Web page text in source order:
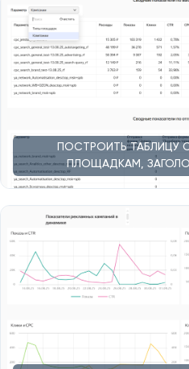
ПОСТРОИТЬ ТАБЛИЦУ
ПЛОЩАДКАМ,